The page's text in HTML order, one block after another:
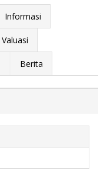
Informasi
Valuasi
Berita